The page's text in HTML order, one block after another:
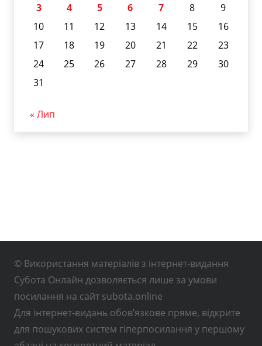
3
4 5 6 7 8
9
10
11 12 13 14 15
16
17
18 19 20 21 22
23
24
25 26 27 28 29
30
31
« Лип
© Використання матеріалів з інтернет-видання
Субота Онлайн дозволяється лише за умови
посилання на сайт subota.online
Для інтернет-видань обов’язкове пряме, відкрите
для пошукових систем гіперпосилання у першому